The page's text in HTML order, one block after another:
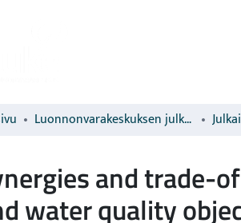
Luonnonvarakeskuksen julkaisut
and trade-
water quality